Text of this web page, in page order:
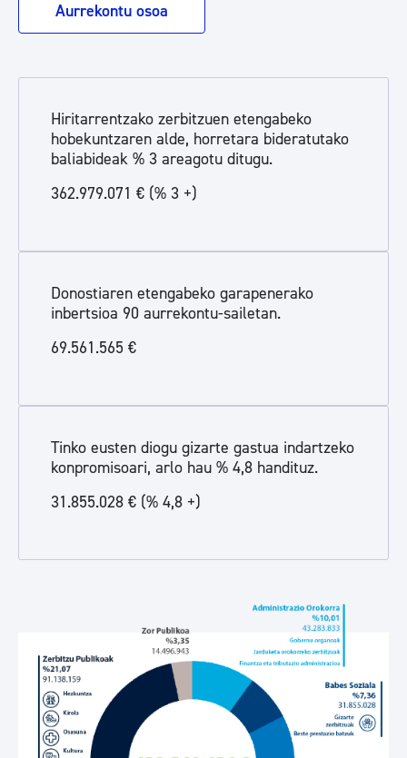
Aurrekontu osoa
Hiritarrentzako zerbitzuen etengabeko
hobekuntzaren alde, horretara bideratutako
baliabideak % 3 areagotu ditugu.
362.979.071 € (% 3 +)
Donostiaren etengabeko garapenerako
inbertsioa 90 aurrekontu-sailetan.
69.561.565 €
Tinko eusten diogu gizarte gastua indartzeko
konpromisoari, arlo hau % 4,8 handituz.
31.855.028 € (% 4,8 +)